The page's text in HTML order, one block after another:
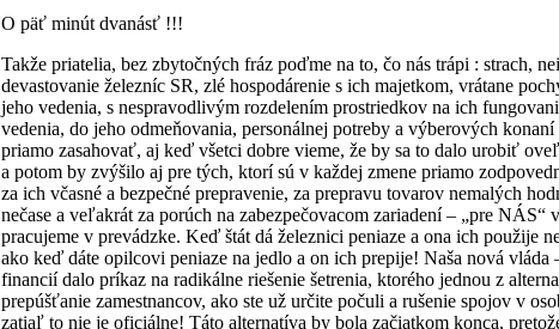
O päť minút dvanásť !!!
Takže priatelia, bez zbytočných fráz poďme na to, čo nás trápi : strach,
devastovanie železníc SR, zlé hospodárenie s ich majetkom, vrátane
jeho vedenia, s nespravodlivým rozdelením prostriedkov na ich
vedenia, do jeho odmeňovania, personálnej potreby a výberových
priamo zasahovať, aj keď všetci dobre vieme, že by sa to dalo urobiť
a potom by zvýšilo aj pre tých, ktorí sú v každej zmene priamo
za ich včasné a bezpečné prepravenie, za prepravu tovarov nemalých
nečase a veľakrát za porúch na zabezpečovacom zariadení – „pre NÁS“
pracujeme v prevádzke. Keď štát dá železnici peniaze a ona ich použije
ako keď dáte opilcovi peniaze na jedlo a on ich prepije! Naša nová vláda
financií dalo príkaz na radikálne riešenie šetrenia, ktorého jednou z
prepúšťanie zamestnancov, ako ste už určite počuli a rušenie spojov v
zatiaľ to nie je oficiálne! Táto alternatíva by bola začiatkom konca,